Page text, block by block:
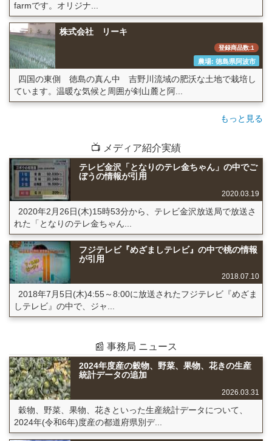
farmです。オリジナ...
株式会社 リーキ
登録商品数:1
農場: 徳島県阿波市
四国の東側 徳島の真ん中 吉野川流域の肥沃な土地で栽培し
ています。温暖な気候と周囲が剣山麓と阿...
もっと見る
📺 メディア紹介実績
テレビ金沢「となりのテレ金ちゃん」の中でご
ぼうの情報が引用
2020.03.19
2020年2月26日(木)15時53分から、テレビ金沢放送局で放送さ
れた「となりのテレ金ちゃん...
フジテレビ『めざましテレビ』の中で桃の情報
が引用
2018.07.10
2018年7月5日(木)4:55～8:00に放送されたフジテレビ『めざま
しテレビ』の中で、ジャ...
📰 事務局 ニュース
2024年度産の穀物、野菜、果物、花きの生産
統計データの追加
2026.03.31
穀物、野菜、果物、花きといった生産統計データについて、
2024年(令和6年)度産の都道府県別デ...